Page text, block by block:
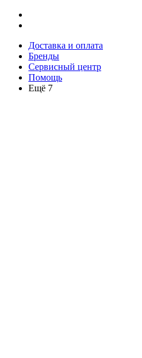
Доставка и оплата
Бренды
Сервисный центр
Помощь
Ещё 7